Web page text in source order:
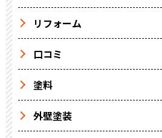
リフォーム
口コミ
塗料
外壁塗装